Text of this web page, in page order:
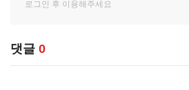
댓글 0